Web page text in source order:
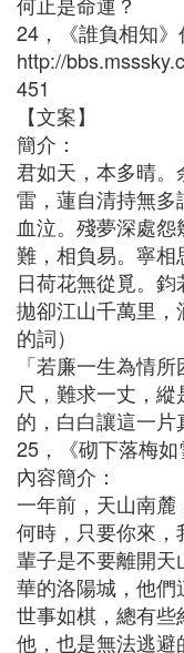
24，《誰負相知
http://
451
【文案】
簡介：
君如天，本多晴
雷，蓮自清持無
血泣。殘夢深處
難，相負易。寧
日荷花無從覓。鈞
拋卻江山千萬里
的詞）
「若廉一生為情
尺，難求一丈，
的，白白讓這一片
25，《砌下落梅
內容簡介：
一年前，天山南
何時，只要你來
輩子是不要離開
華的洛陽城，他
世事如棋，總有
他，也是無法逃避